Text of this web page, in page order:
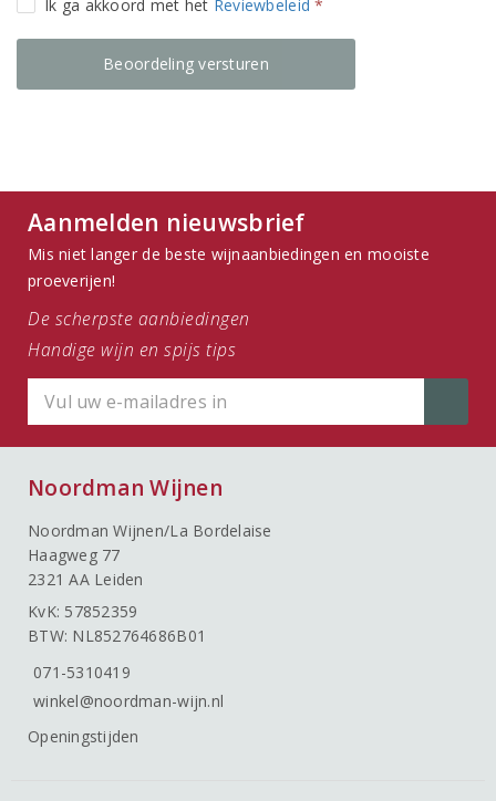
Ik ga akkoord met het Reviewbeleid *
Aanmelden nieuwsbrief
Mis niet langer de beste wijnaanbiedingen en mooiste
proeverijen!
De scherpste aanbiedingen
Handige wijn en spijs tips
Noordman Wijnen
Noordman Wijnen/La Bordelaise
Haagweg 77
2321 AA Leiden
KvK: 57852359
BTW: NL852764686B01
071-5310419
winkel@noordman-wijn.nl
Openingstijden